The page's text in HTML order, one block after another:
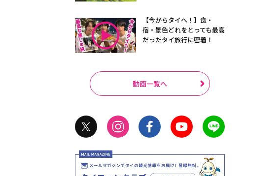
【今からタイへ！】食・
宿・景色どれをとっても最高
だったタイ旅行に密着！
動画一覧へ